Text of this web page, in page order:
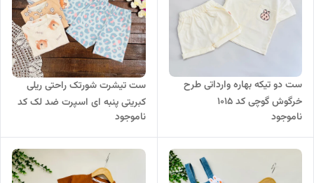
ست دو تیکه بهاره وارداتی طرح
خرگوش گوچی کد 1015
ناموجود
ست تیشرت شورتک راحتی ریلی
کبریتی پنبه ای اسپرت ضد لک کد
۶۷۲
ناموجود